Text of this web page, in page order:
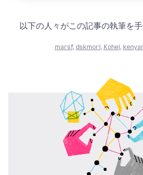
以下の人々がこの記事の執筆を
marsf, dskmori, Kohei,